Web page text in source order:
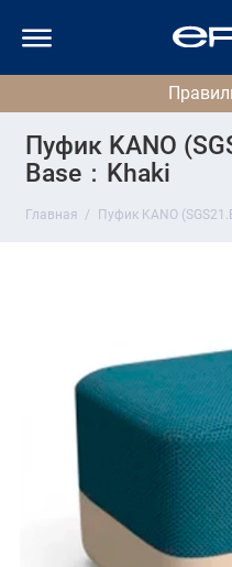
Пуфик KANO
Base：Khaki
Главная Пуфик KANO